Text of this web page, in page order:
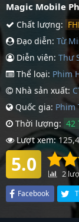
Magic Mobile
Chất lượng:
Đạo diễn: Từ
Diễn viên: Thư
Thể loại: Phim
Nhà sản xuất:
Quốc gia: Phim
Thời lượng: 42
Lượt xem:
5.0 2
Facebook